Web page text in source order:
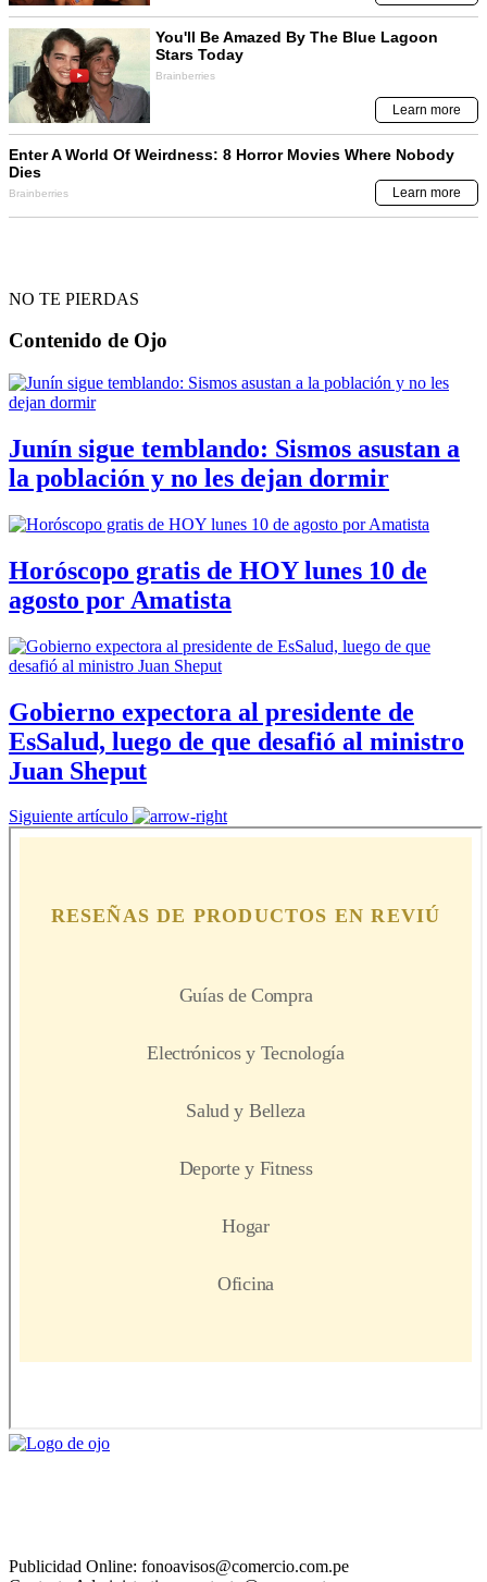
NO TE PIERDAS
Contenido de Ojo
Junín sigue temblando: Sismos asustan a
la población y no les dejan dormir
Horóscopo gratis de HOY lunes 10 de
agosto por Amatista
Gobierno expectora al presidente de
EsSalud, luego de que desafió al ministro
Juan Sheput
Siguiente artículo
Publicidad Online: fonoavisos@comercio.com.pe